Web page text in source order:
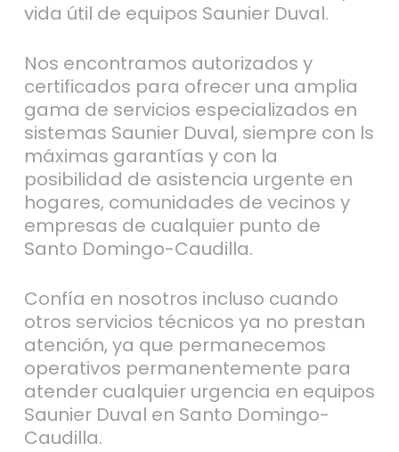
vida útil de equipos Saunier Duval.
Nos encontramos autorizados y
certificados para ofrecer una amplia
gama de servicios especializados en
sistemas Saunier Duval, siempre con ls
máximas garantías y con la
posibilidad de asistencia urgente en
hogares, comunidades de vecinos y
empresas de cualquier punto de
Santo Domingo-Caudilla.
Confía en nosotros incluso cuando
otros servicios técnicos ya no prestan
atención, ya que permanecemos
operativos permanentemente para
atender cualquier urgencia en equipos
Saunier Duval en Santo Domingo-
Caudilla.